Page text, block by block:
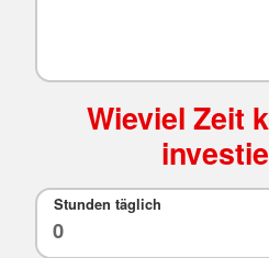
Wieviel Zeit
Stunden täglich